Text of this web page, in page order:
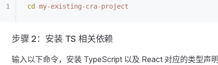
cd my-existing-cra-project
步骤 2：安装 TS 相关依赖
输入以下命令，安装 TypeScript 以及 React 对应的类型声